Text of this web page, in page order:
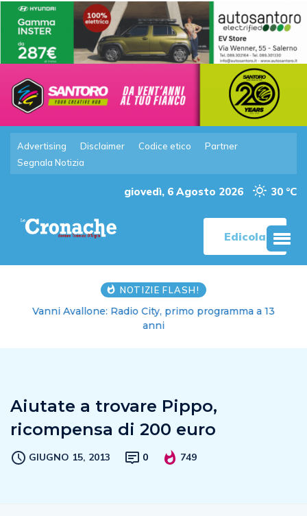
Advertising Disclaimer Codice etico
Partner
Segnala Notizia
giovedì, 6 Agosto 2026 30 °C
Edicola
NOTIZIE FLASH!
Vanni Avallone: Radio City, primo programma a 13
anni
Aiutate a trovare Pippo,
ricompensa di 200 euro
GIUGNO 15, 2013 0 749